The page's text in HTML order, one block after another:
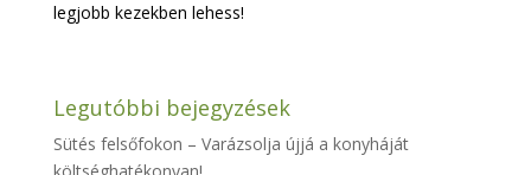
legjobb kezekben lehess!
Legutóbbi bejegyzések
Sütés felsőfokon – Varázsolja újjá a konyháját